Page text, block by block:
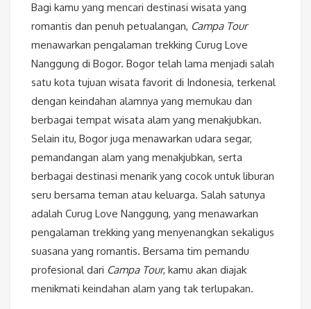
Bagi kamu yang mencari destinasi wisata yang
romantis dan penuh petualangan, Campa Tour
menawarkan pengalaman trekking Curug Love
Nanggung di Bogor. Bogor telah lama menjadi salah
satu kota tujuan wisata favorit di Indonesia, terkenal
dengan keindahan alamnya yang memukau dan
berbagai tempat wisata alam yang menakjubkan.
Selain itu, Bogor juga menawarkan udara segar,
pemandangan alam yang menakjubkan, serta
berbagai destinasi menarik yang cocok untuk liburan
seru bersama teman atau keluarga. Salah satunya
adalah Curug Love Nanggung, yang menawarkan
pengalaman trekking yang menyenangkan sekaligus
suasana yang romantis. Bersama tim pemandu
profesional dari Campa Tour, kamu akan diajak
menikmati keindahan alam yang tak terlupakan.